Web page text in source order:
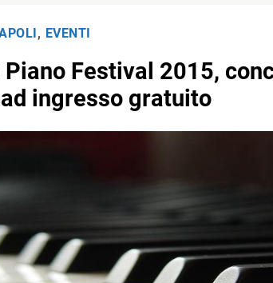
, EVENTI
Festival 2015,
ingresso gratuito